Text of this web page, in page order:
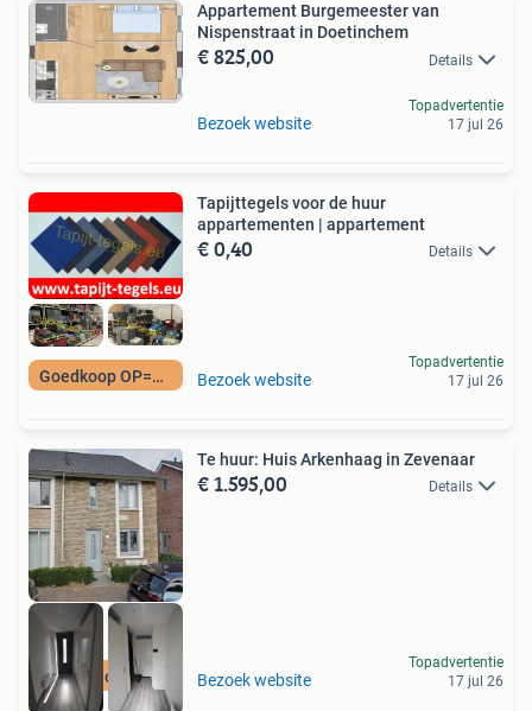
Appartement Burgemeester van
Nispenstraat in Doetinchem
€ 825,00 Details
Bezoek website
Topadvertentie
17 jul 26
Goedkoop OP=OP
Tapijttegels voor de huur
appartementen | appartement
€ 0,40 Details
Bezoek website
Topadvertentie
17 jul 26
Te huur: Huis Arkenhaag in Zevenaar
€ 1.595,00 Details
Bezoek website
Topadvertentie
17 jul 26